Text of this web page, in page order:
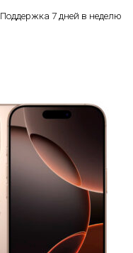
Поддержка 7 дней в неделю